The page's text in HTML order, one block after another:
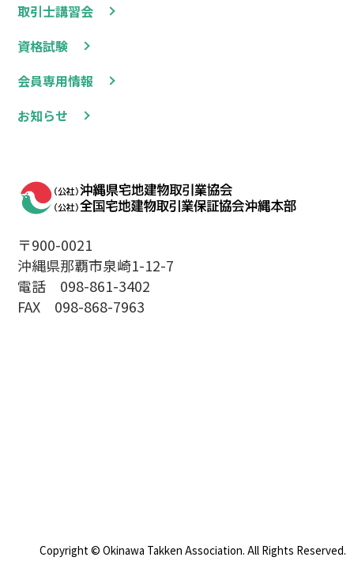
取引士講習会
資格試験
会員専用情報
お知らせ
〒900-0021
沖縄県那覇市泉崎1-12-7
電話 098-861-3402
FAX 098-868-7963
Copyright © Okinawa Takken Association. All Rights Reserved.